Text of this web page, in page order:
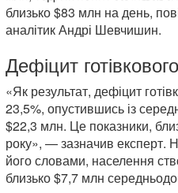
близько $83 млн на день,
аналітик Андрі Шевчишин.
Дефіцит
«Як результат, дефіцит
23,5%, опустившись із
$22,3 млн. Це показники,
року», — зазначив експерт.
його словами, населення
близько $7,7 млн